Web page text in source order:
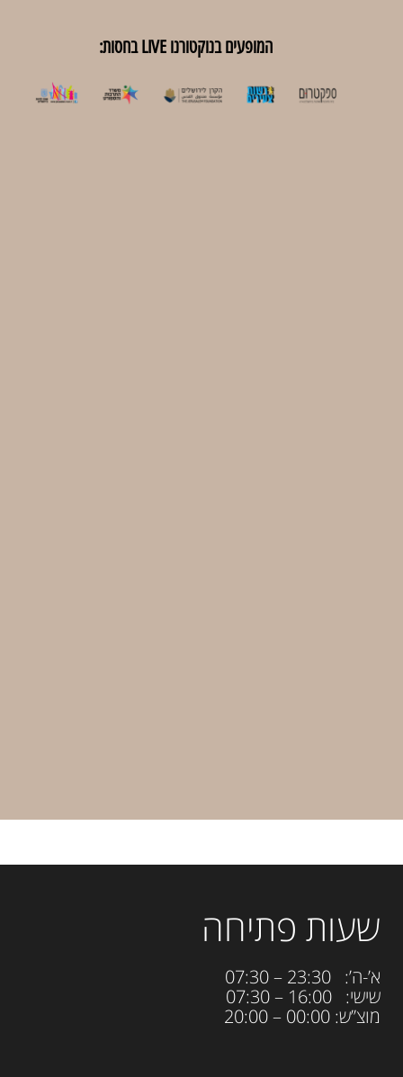
המופעים בנוקטורנו LIVE בחסות:
שעות פתיחה
א’-ה’: 23:30 – 07:30
שישי: 16:00 – 07:30
מוצ”ש: 00:00 – 20:00